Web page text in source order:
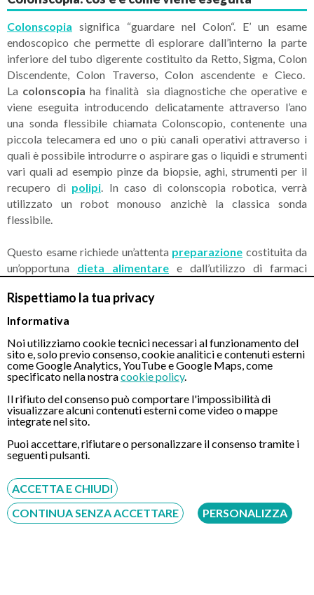
Rispettiamo la tua privacy
Informativa
Noi utilizziamo cookie tecnici necessari al funzionamento del
sito e, solo previo consenso, cookie analitici e contenuti esterni
come Google Analytics, YouTube e Google Maps, come
specificato nella nostracookie policy.
Il rifiuto del consenso può comportare l'impossibilità di
visualizzare alcuni contenuti esterni come video o mappe
integrate nel sito.
Puoi accettare, rifiutare o personalizzare il consenso tramite i
seguenti pulsanti.
ACCETTA E CHIUDI
CONTINUA SENZA ACCETTARE
PERSONALIZZA
Colonscopia significa “guardare nel Colon“. E’ un esame
endoscopico che permette di esplorare dall’interno la parte
inferiore del tubo digerente costituito da Retto, Sigma, Colon
Discendente, Colon Traverso, Colon ascendente e Cieco.
La colonscopia ha finalità sia diagnostiche che operative e
viene eseguita introducendo delicatamente attraverso l’ano
una sonda flessibile chiamata Colonscopio, contenente una
piccola telecamera ed uno o più canali operativi attraverso i
quali è possibile introdurre o aspirare gas o liquidi e strumenti
vari quali ad esempio pinze da biopsie, aghi, strumenti per il
recupero di polipi. In caso di colonscopia robotica, verrà
utilizzato un robot monouso anzichè la classica sonda
flessibile.
Questo esame richiede un’attenta preparazione costituita da
un’opportuna dieta alimentare e dall’utilizzo di farmaci
Wash(procedura non disponibile presso questo centro), non
sarà necessaria nessuna preparazione ma soltanto il rispetto di
l’esame.
Nel corso dell’esame il medico potrà esaminate con
accuratezza le pareti del colon orientando l’endoscopio a
seconda delle esigenze. Le immagini riprese durante la
Colonscopia verranno proiettate su uno schermo televisivo
generalmente posto di fronte il medico. La colonscopia è un
esame che generalmente viene eseguito dallo specialista
Gastroenterologo o comunque da un esperto di endoscopia
digestiva.